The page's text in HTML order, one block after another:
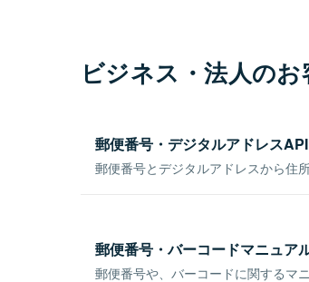
ビジネス・法人の
郵便番号・デジタルアドレスAPI
郵便番号とデジタルアドレスから住
郵便番号・バーコードマニュア
郵便番号や、バーコードに関するマ